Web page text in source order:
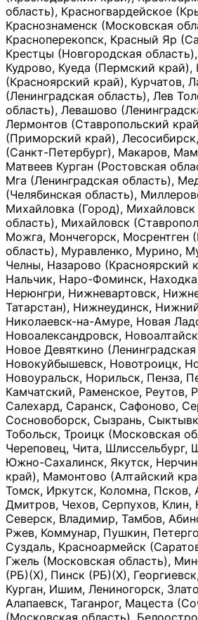
область), Красногвардейское
Краснознаменск (Московская
Красноперекопск, Красный Яр
Крестцы (Новгородская
Кудрово, Куеда (Пермский край),
(Красноярский край), Курчатов,
(Ленинградская область), Лев
область), Левашово
Лермонтов (Ставропольский
(Приморский край),
(Санкт-Петербург), Макаров,
Матвеев Курган (Ростовская
Мга (Ленинградская область),
(Челябинская область),
Михайловка (Город), Михайловск
область), Михайловск
Можга, Мончегорск, Мосрентген
область), Муравленко, Мурино,
Челны, Назарово (Красноярский
Нальчик, Наро-Фоминск,
Нерюнгри, Нижневартовск,
Татарстан), Нижнеудинск,
Николаевск-на-Амуре, Новая
Новоалександровск,
Новое Девяткино
Новокуйбышевск, Новотроицк,
Новоуральск, Норильск, Пенза,
Камчатский, Раменское, Реутов,
Салехард, Саранск, Сафоново,
Сосновоборск, Сызрань,
Тобольск, Троицк (Московская
Череповец, Чита, Шлиссельбург,
Южно-Сахалинск, Якутск,
край), Мамонтово (Алтайский
Томск, Иркутск, Коломна, Псков,
Дмитров, Чехов, Серпухов, Клин,
Северск, Владимир, Тамбов,
Ржев, Коммунар, Пушкин,
Суздаль, Красноармейск
Гжель (Московская область),
(РБ)(Х), Пинск (РБ)(Х),
Курган, Ишим, Лениногорск,
Алапаевск, Таганрог, Мацеста
(Московская область),